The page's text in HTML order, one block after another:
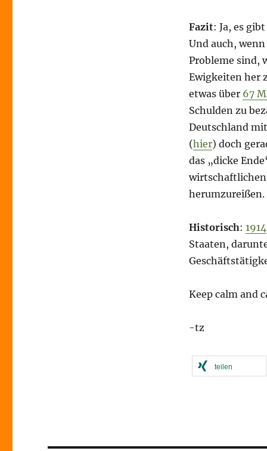
Fazit: Ja, es
Und auch,
Probleme sind,
Ewigkeiten her
etwas über 67
Schulden zu
Deutschland
(hier) doch
das „dicke
wirtschaftlichen
herumzureißen.
Historisch: 1914
Staaten,
Keep calm and
-tz
teilen